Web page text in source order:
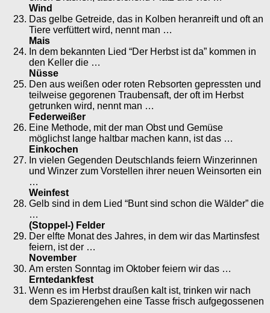
Wind
Das gelbe Getreide, das in Kolben heranreift und oft an
Tiere verfüttert wird, nennt man …
Mais
In dem bekannten Lied “Der Herbst ist da” kommen in
den Keller die …
Nüsse
Den aus weißen oder roten Rebsorten gepressten und
teilweise gegorenen Traubensaft, der oft im Herbst
getrunken wird, nennt man …
Federweißer
Eine Methode, mit der man Obst und Gemüse
möglichst lange haltbar machen kann, ist das …
Einkochen
In vielen Gegenden Deutschlands feiern Winzerinnen
und Winzer zum Vorstellen ihrer neuen Weinsorten ein
…
Weinfest
Gelb sind in dem Lied “Bunt sind schon die Wälder” die
…
(Stoppel-) Felder
Der elfte Monat des Jahres, in dem wir das Martinsfest
feiern, ist der …
November
Am ersten Sonntag im Oktober feiern wir das …
Erntedankfest
Wenn es im Herbst draußen kalt ist, trinken wir nach
dem Spazierengehen eine Tasse frisch aufgegossenen